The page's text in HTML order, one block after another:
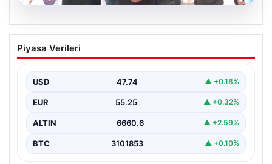
Doruk Madencilik işçileri, oturma
eylemine devam ediyor: ‘Biz bu
{“title”: “Doruk Madencilik İşçileri Oturma Eylemine
Eskişehir’de…
Piyasa Verileri
USD 47.74 ▲ +0.18%
EUR 55.25 ▲ +0.32%
ALTIN 6660.6 ▲ +2.59%
BTC 3101853 ▲ +0.10%